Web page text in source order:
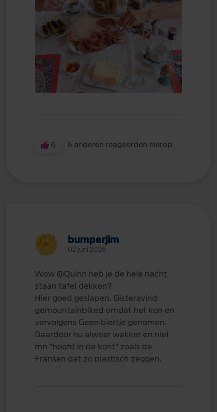
6 6 anderen reageerden hierop
bumperjim
02 juni 2026
Wow @Quinn heb je de hele nacht
staan tafel dekken?
Hier goed geslapen. Gisteravind
gemountainbiked omdat het kon en
vervolgens Geen biertje genomen.
Daardoor nu alweer wakker en niet
mn "hoofd in de kont" zoals de
Fransen dat zo plastisch zeggen.